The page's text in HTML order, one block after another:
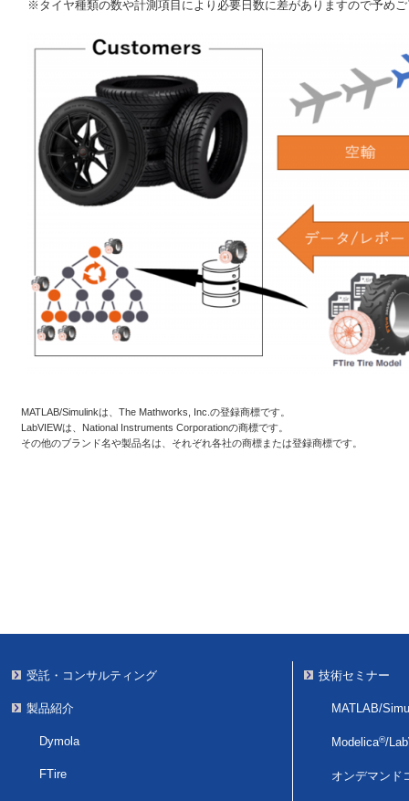
※タイヤ種類の数や計測項目により必要日数に差がありますので予め
MATLAB/Simulinkは、The Mathworks, Inc.の登録商標です。
LabVIEWは、National Instruments Corporationの商標です。
その他のブランド名や製品名は、それぞれ各社の商標または登録商標です。
受託・コンサルティング
製品紹介
Dymola
FTire
技術セミナー
MATLAB/
Modelica®/
オンデマンド